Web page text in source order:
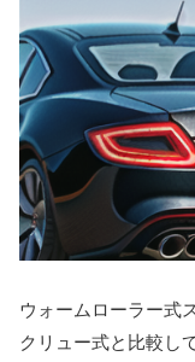
ウォームローラー式
クリュー式と比較し